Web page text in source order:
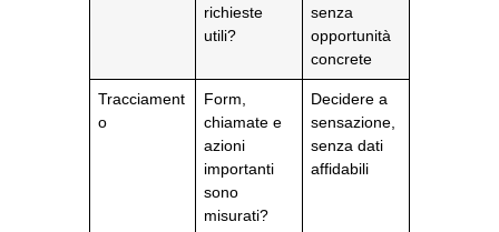
richieste
utili?
senza
opportunità
concrete
Tracciament
o
Form,
chiamate e
azioni
importanti
sono
misurati?
Decidere a
sensazione,
senza dati
affidabili